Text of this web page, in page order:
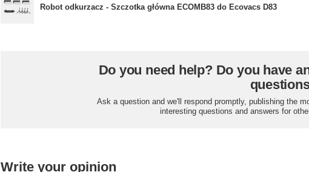
Robot odkurzacz - Szczotka główna ECOMB83 do Ecovacs D83
Do you need help? Do you have
Ask a question and we'll respond promptly, publishing the
interesting questions and answers for
Write your opinion